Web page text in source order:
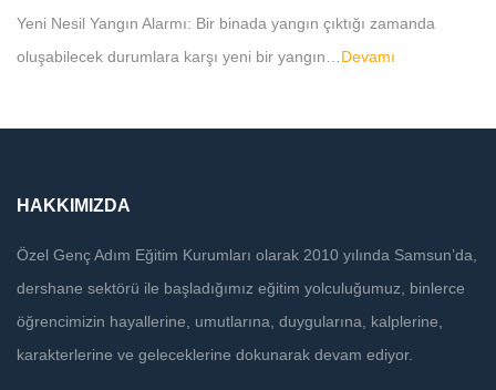
Yeni Nesil Yangın Alarmı: Bir binada yangın çıktığı zamanda
oluşabilecek durumlara karşı yeni bir yangın… Devamı
HAKKIMIZDA
Özel Genç Adım Eğitim Kurumları olarak 2010 yılında Samsun’da,
dershane sektörü ile başladığımız eğitim yolculuğumuz, binlerce
öğrencimizin hayallerine, umutlarına, duygularına, kalplerine,
karakterlerine ve geleceklerine dokunarak devam ediyor.